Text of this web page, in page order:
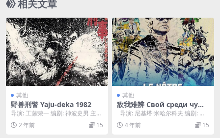
相关文章
其他
野兽刑警 Yaju-deka 1982
导演: 工藤荣一 编剧: 神波史男 主
演: 绪形拳 / 小林薫 / いしだあゆ
み...2 年前 15
其他
敌我难辨 Свой среди чужи
х, чужой среди своих (19
导演: 尼基塔·米哈尔科夫 编剧: 尼
基塔·米哈尔科夫 主演: 尼...
4 年前 15